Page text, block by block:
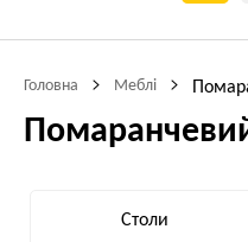
Головна Меблі
Столи